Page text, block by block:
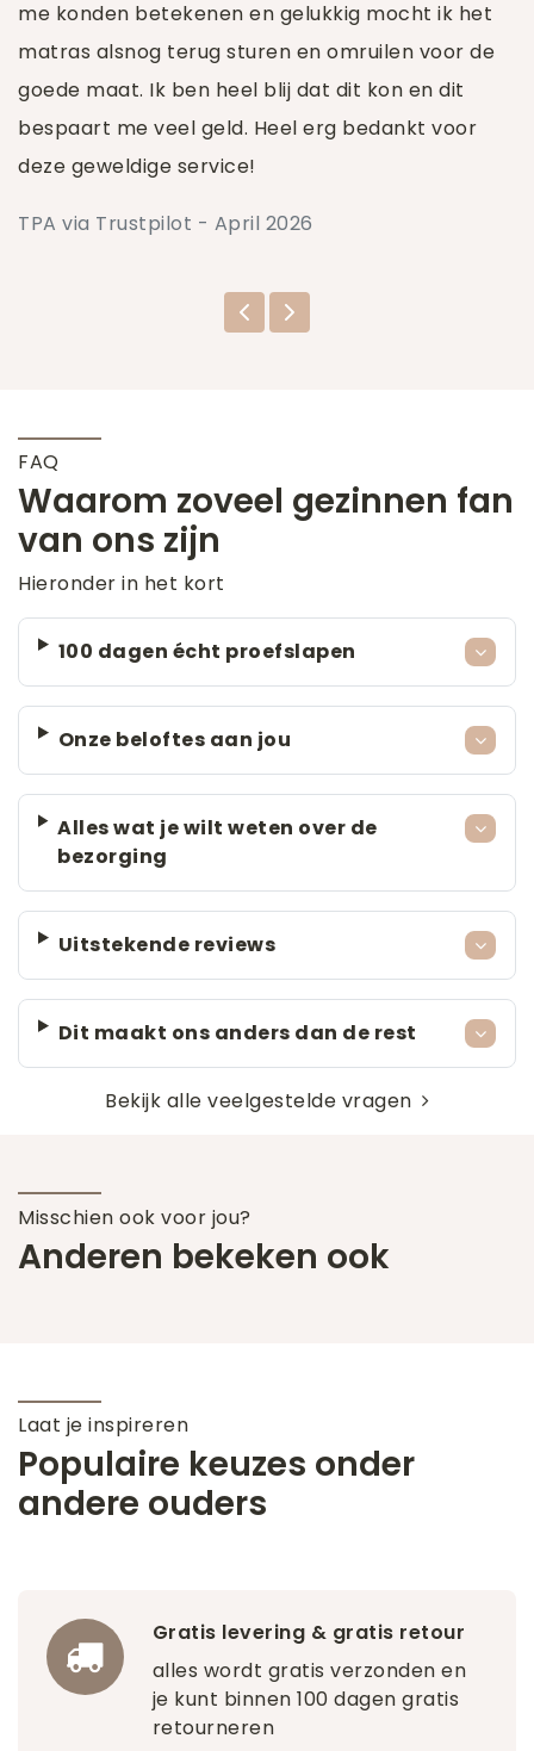
me konden betekenen en gelukkig mocht ik het
matras alsnog terug sturen en omruilen voor de
goede maat. Ik ben heel blij dat dit kon en dit
bespaart me veel geld. Heel erg bedankt voor
deze geweldige service!
TPA via Trustpilot - April 2026
FAQ
Waarom zoveel gezinnen fan
van ons zijn
Hieronder in het kort
100 dagen écht proefslapen
Onze beloftes aan jou
Alles wat je wilt weten over de
bezorging
Uitstekende reviews
Dit maakt ons anders dan de rest
Bekijk alle veelgestelde vragen
Misschien ook voor jou?
Anderen bekeken ook
Laat je inspireren
Populaire keuzes onder
andere ouders
Gratis levering & gratis retour
alles wordt gratis verzonden en
je kunt binnen 100 dagen gratis
retourneren